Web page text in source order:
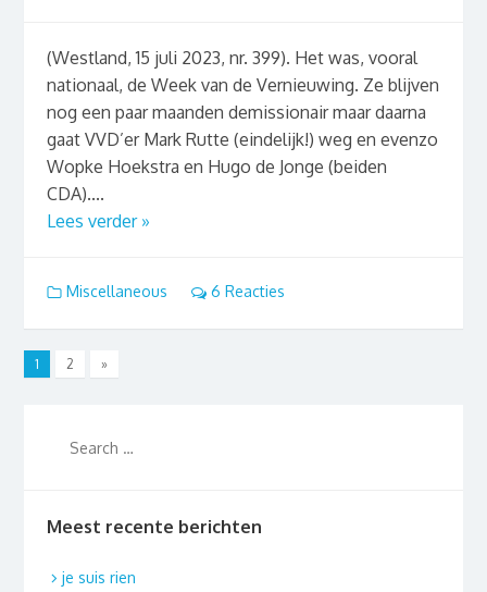
(Westland, 15 juli 2023, nr. 399). Het was, vooral
nationaal, de Week van de Vernieuwing. Ze blijven
nog een paar maanden demissionair maar daarna
gaat VVD’er Mark Rutte (eindelijk!) weg en evenzo
Wopke Hoekstra en Hugo de Jonge (beiden
CDA)....
Lees verder »
Miscellaneous 6 Reacties
1 2 »
Meest recente berichten
je suis rien